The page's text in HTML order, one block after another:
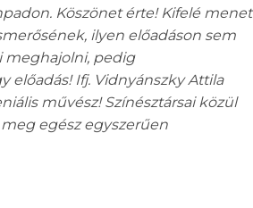
Köszönet érte! Kifelé menet
ilyen előadáson sem
meghajolni, pedig
előadás! Ifj. Vidnyánszky Attila
művész! Színésztársai közül
egész egyszerűen